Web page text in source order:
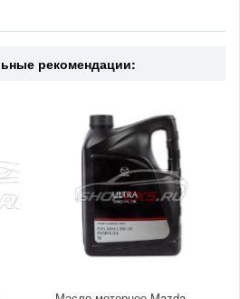
рекомендации: